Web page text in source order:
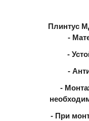
Плинтус
-
-
-
-
- При